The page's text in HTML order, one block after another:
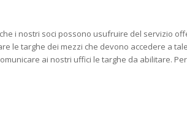
i nostri soci possono usufruire del servizio
le targhe dei mezzi che devono accedere a
ai nostri uffici le targhe da abilitare.